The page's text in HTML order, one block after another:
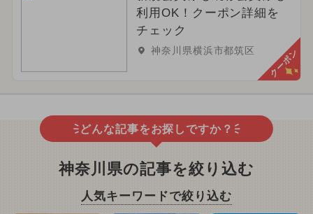
利用OK！クーポン詳細を
チェック
神奈川県横浜市都筑区 クーポン
どんな記事をお探しですか？
神奈川県の記事を絞り込む
人気キーワードで絞り込む